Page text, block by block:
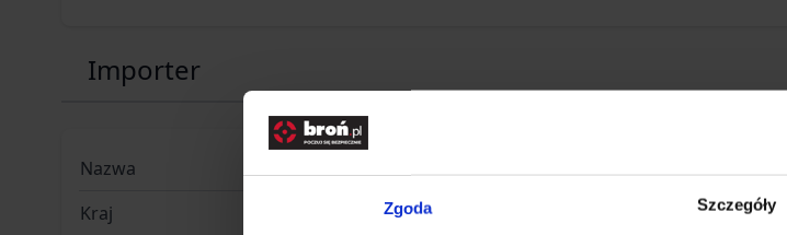
Zgoda Szczegóły
Importer
Nazwa
Kraj
Polska